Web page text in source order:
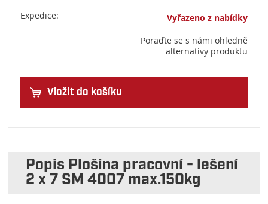
Expedice: Vyřazeno z nabídky
Poraďte se s námi ohledně
alternativy produktu
Vložit do košíku
Popis Plošina pracovní - lešení
2 x 7 SM 4007 max.150kg